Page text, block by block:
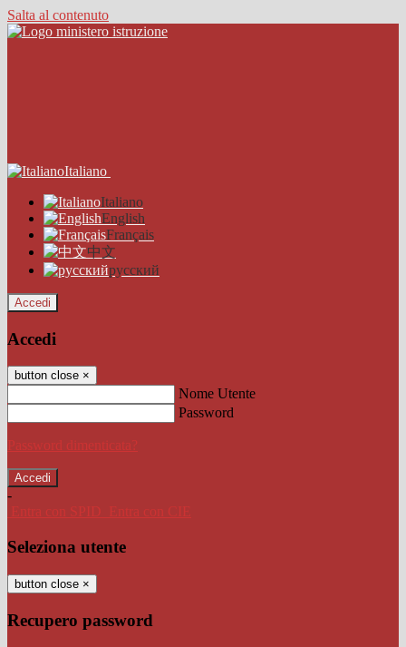
Salta al contenuto
Italiano
Italiano
English
Français
中文
русский
Accedi
Accedi
button close ×
Nome Utente
Password
Password dimenticata?
-
Entra con SPID
Entra con CIE
Seleziona utente
button close ×
Recupero password